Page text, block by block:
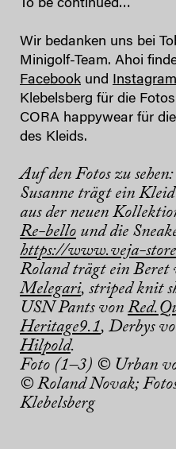
To be continued…
Wir bedanken uns bei
Minigolf-Team. Ahoi
Facebook und Instagram
Klebelsberg für die
CORA happywear für
des Kleids.
Auf den Fotos zu sehen:
Susanne trägt ein
aus der neuen
Re-bello und die
https://www.veja-
Roland trägt ein Beret
Melegari, striped knit
USN Pants von
Heritage9.1, Derbys
Hilpold.
Foto (1–3) © Urban
© Roland Novak;
Klebelsberg